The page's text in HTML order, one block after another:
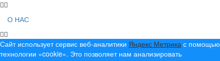
О НАС
Сайт использует сервис веб-аналитики Яндекс Метрика с помощью
технологии «cookie». Это позволяет нам анализировать